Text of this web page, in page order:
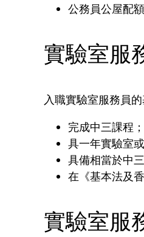
公務員公屋配
實驗室服
入職實驗室服務員
完成中三課程；
具一年實驗室
具備相當於中
在《基本法及
實驗室服